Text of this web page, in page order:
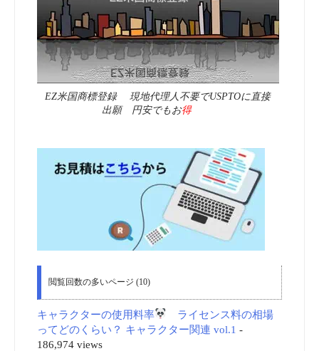
EZ米国商標登録 現地代理人不要でUSPTOに直接
出願 円安でもお得
閲覧回数の多いページ (10)
キャラクターの使用料率
ライセンス料の相場
ってどのくらい？ キャラクター関連 vol.1 -
186,974 views